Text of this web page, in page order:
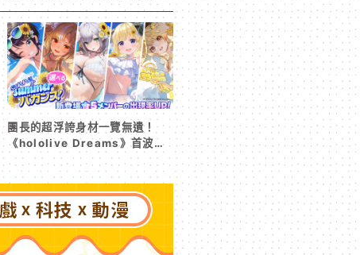
周邊首度公開
團長的超浮誇身材一覽無遺！
《hololive Dreams》首波夏
日活動今日開跑 白銀諾艾爾等
5 位人氣成員泳裝卡池同步解鎖